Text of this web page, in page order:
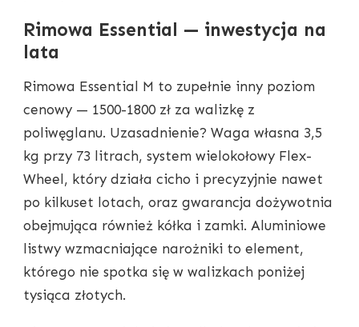
Rimowa Essential — inwestycja na
lata
Rimowa Essential M to zupełnie inny poziom
cenowy — 1500-1800 zł za walizkę z
poliwęglanu. Uzasadnienie? Waga własna 3,5
kg przy 73 litrach, system wielokołowy Flex-
Wheel, który działa cicho i precyzyjnie nawet
po kilkuset lotach, oraz gwarancja dożywotnia
obejmująca również kółka i zamki. Aluminiowe
listwy wzmacniające narożniki to element,
którego nie spotka się w walizkach poniżej
tysiąca złotych.